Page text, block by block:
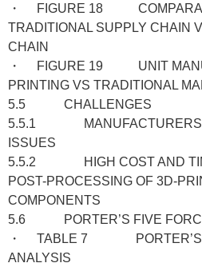
・ FIGURE 18
TRADITIONAL SUPPLY CHAIN
CHAIN
・ FIGURE 19 UNIT
PRINTING VS TRADITIONAL
5.5 CHALLENGES
5.5.1 MANUFACTURERS
ISSUES
5.5.2 HIGH COST AND
POST-PROCESSING OF 3D-
COMPONENTS
5.6 PORTER’S FIVE
・ TABLE 7 PORTER’S
ANALYSIS